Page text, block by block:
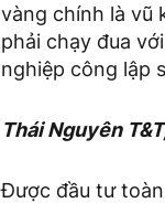
vàng chính là vũ
phải chạy đua
nghiệp công lập
Thái Nguyên
Được đầu tư